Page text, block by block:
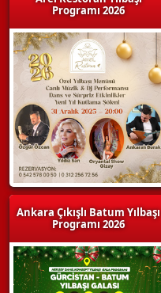
Programı 2026
Ankara Çıkışlı Batum Yılbaşı
Programı 2026